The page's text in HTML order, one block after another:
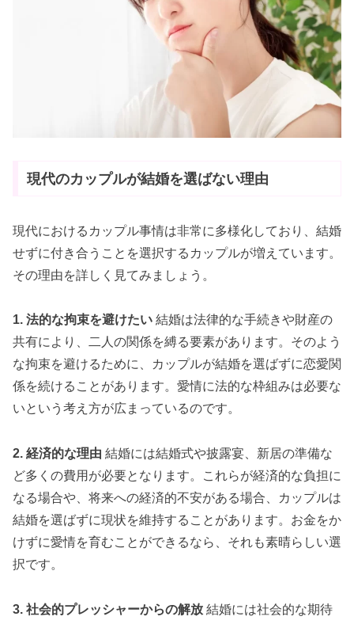
現代のカップルが結婚を選ばない理由
現代におけるカップル事情は非常に多様化しており、結婚
せずに付き合うことを選択するカップルが増えています。
その理由を詳しく見てみましょう。
1. 法的な拘束を避けたい 結婚は法律的な手続きや財産の
共有により、二人の関係を縛る要素があります。そのよう
な拘束を避けるために、カップルが結婚を選ばずに恋愛関
係を続けることがあります。愛情に法的な枠組みは必要な
いという考え方が広まっているのです。
2. 経済的な理由 結婚には結婚式や披露宴、新居の準備な
ど多くの費用が必要となります。これらが経済的な負担に
なる場合や、将来への経済的不安がある場合、カップルは
結婚を選ばずに現状を維持することがあります。お金をか
けずに愛情を育むことができるなら、それも素晴らしい選
択です。
3. 社会的プレッシャーからの解放 結婚には社会的な期待